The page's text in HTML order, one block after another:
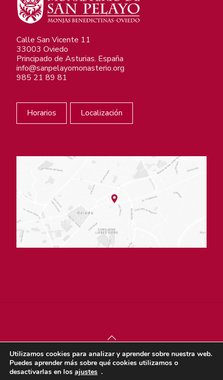
Calle San Vicente 11
33003 Oviedo
Principado de Asturias. España
info@sanpelayomonasterio.org
985 21 89 81
Horarios Localización
© sjdigital 2022 |Política de privacidad|Aviso legal
Política de cookies
Utilizamos cookies para analizar y aprender sobre nuestra web.
Puedes aprender más sobre qué cookies utilizamos o
desactivarlas en los ajustes .